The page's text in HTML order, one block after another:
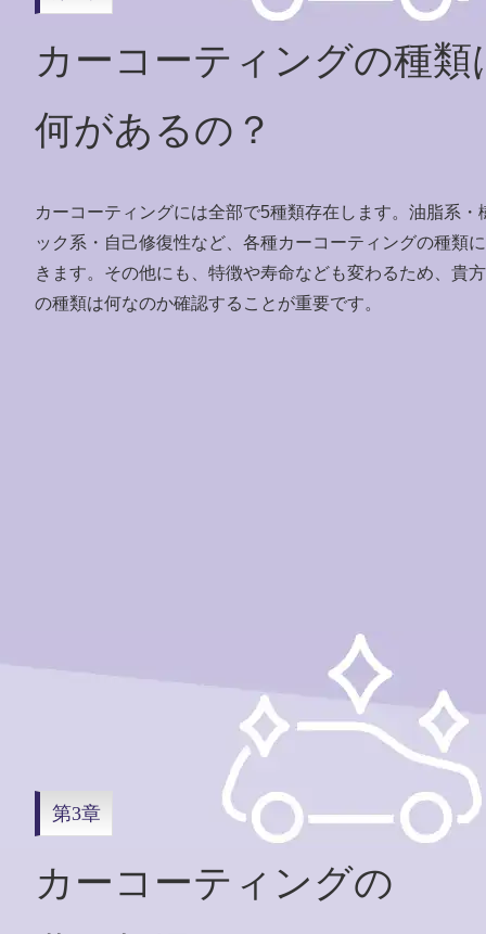
カーコーティングの種類
何があるの？
カーコーティングには全部で5種類存在します。油脂系
ック系・自己修復性など、各種カーコーティングの種類
きます。その他にも、特徴や寿命なども変わるため、貴
の種類は何なのか確認することが重要です。
第3章
カーコーティングの